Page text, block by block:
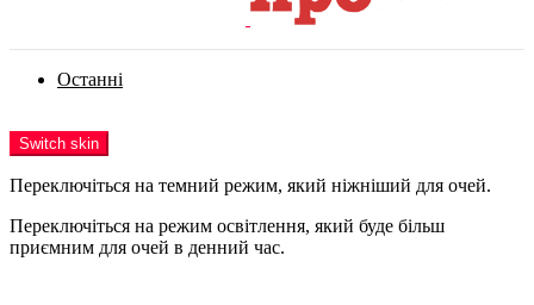
Останні
Switch skin
Переключіться на темний режим, який ніжніший для очей.
Переключіться на режим освітлення, який буде більш
приємним для очей в денний час.